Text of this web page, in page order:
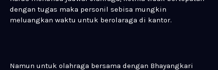
dengan tugas maka personil sebisa mungkin
meluangkan waktu untuk berolaraga di kantor.
Namun untuk olahraga bersama dengan Bhayangkari